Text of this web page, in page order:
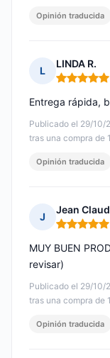
Opinión traducida
L
LINDA R.
Nota: 5 de 5
Publicado el 29/10/
tras una compra de
Entrega rápida,
Opinión traducida
J
Jean
Nota: 5 de 5
Publicado el 29/10/
tras una compra de
MUY BUEN
revisar)
Opinión traducida